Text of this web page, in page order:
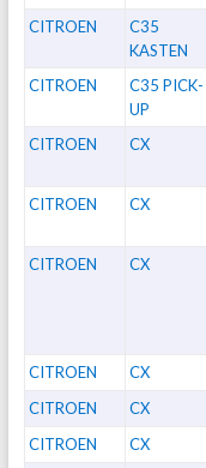
CITROEN
C35
KASTEN
CITROEN
C35 PICK-
UP
CITROEN CX
CITROEN CX
CITROEN CX
CITROEN CX
CITROEN CX
CITROEN CX